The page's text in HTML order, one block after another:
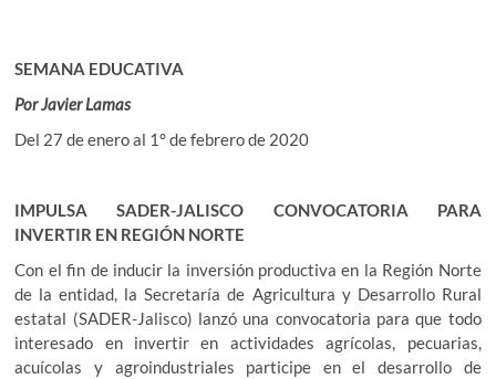
SEMANA EDUCATIVA
Por Javier Lamas
Del 27 de enero al 1° de febrero de 2020
IMPULSA SADER-JALISCO CONVOCATORIA PARA
INVERTIR EN REGIÓN NORTE
Con el fin de inducir la inversión productiva en la Región Norte
de la entidad, la Secretaría de Agricultura y Desarrollo Rural
estatal (SADER-Jalisco) lanzó una convocatoria para que todo
interesado en invertir en actividades agrícolas, pecuarias,
acuícolas y agroindustriales participe en el desarrollo de